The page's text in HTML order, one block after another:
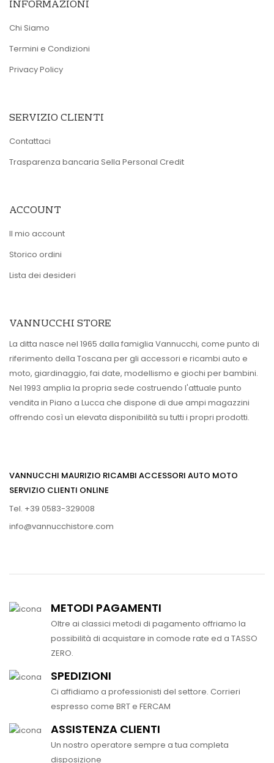
INFORMAZIONI
Chi Siamo
Termini e Condizioni
Privacy Policy
SERVIZIO CLIENTI
Contattaci
Trasparenza bancaria Sella Personal Credit
ACCOUNT
Il mio account
Storico ordini
Lista dei desideri
VANNUCCHI STORE
La ditta nasce nel 1965 dalla famiglia Vannucchi, come punto di
riferimento della Toscana per gli accessori e ricambi auto e
moto, giardinaggio, fai date, modellismo e giochi per bambini.
Nel 1993 amplia la propria sede costruendo l'attuale punto
vendita in Piano a Lucca che dispone di due ampi magazzini
offrendo così un elevata disponibilità su tutti i propri prodotti.
VANNUCCHI MAURIZIO RICAMBI ACCESSORI AUTO MOTO
SERVIZIO CLIENTI ONLINE
Tel. +39 0583-329008
info@vannucchistore.com
METODI PAGAMENTI
Oltre ai classici metodi di pagamento offriamo la
possibilità di acquistare in comode rate ed a TASSO
ZERO.
SPEDIZIONI
Ci affidiamo a professionisti del settore. Corrieri
espresso come BRT e FERCAM
ASSISTENZA CLIENTI
Un nostro operatore sempre a tua completa
disposizione